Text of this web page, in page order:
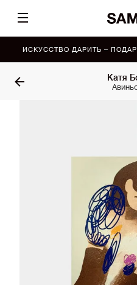
ИСКУССТВО ДАРИТЬ –
Катя